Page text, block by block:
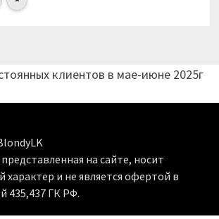
клиентов в мае-июне 2025г
на сайте, носит
и не является офертой в
435,437 ГК РФ.